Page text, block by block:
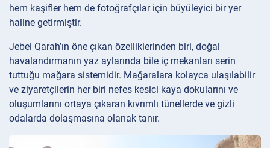
hem kaşifler hem de fotoğrafçılar için büyüleyici bir yer
haline getirmiştir.
Jebel Qarah’ın öne çıkan özelliklerinden biri, doğal
havalandırmanın yaz aylarında bile iç mekanları serin
tuttuğu mağara sistemidir. Mağaralara kolayca ulaşılabilir
ve ziyaretçilerin her biri nefes kesici kaya dokularını ve
oluşumlarını ortaya çıkaran kıvrımlı tünellerde ve gizli
odalarda dolaşmasına olanak tanır.